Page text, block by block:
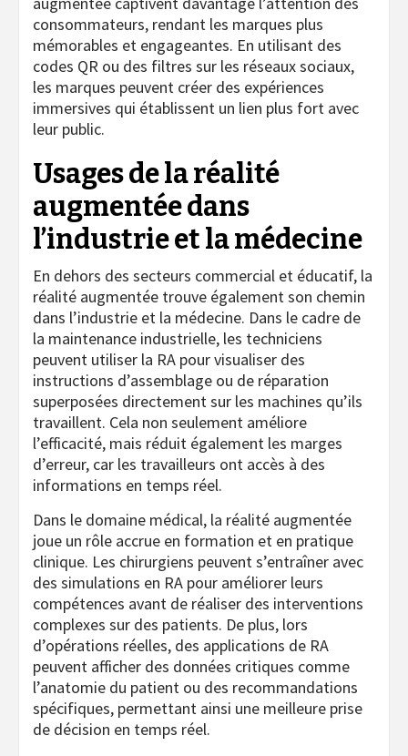
consommateurs, rendant les marques plus
mémorables et engageantes. En utilisant des
codes QR ou des filtres sur les réseaux sociaux,
les marques peuvent créer des expériences
immersives qui établissent un lien plus fort avec
leur public.
Usages de la réalité
augmentée dans
l’industrie et la médecine
En dehors des secteurs commercial et éducatif, la
réalité augmentée trouve également son chemin
dans l’industrie et la médecine. Dans le cadre de
la maintenance industrielle, les techniciens
peuvent utiliser la RA pour visualiser des
instructions d’assemblage ou de réparation
superposées directement sur les machines qu’ils
travaillent. Cela non seulement améliore
l’efficacité, mais réduit également les marges
d’erreur, car les travailleurs ont accès à des
informations en temps réel.
Dans le domaine médical, la réalité augmentée
joue un rôle accrue en formation et en pratique
clinique. Les chirurgiens peuvent s’entraîner avec
des simulations en RA pour améliorer leurs
compétences avant de réaliser des interventions
complexes sur des patients. De plus, lors
d’opérations réelles, des applications de RA
peuvent afficher des données critiques comme
l’anatomie du patient ou des recommandations
spécifiques, permettant ainsi une meilleure prise
de décision en temps réel.